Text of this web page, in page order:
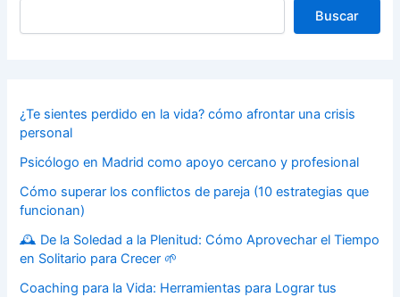
Buscar
¿Te sientes perdido en la vida? cómo afrontar una crisis
personal
Psicólogo en Madrid como apoyo cercano y profesional
Cómo superar los conflictos de pareja (10 estrategias que
funcionan)
🕰️ De la Soledad a la Plenitud: Cómo Aprovechar el Tiempo
en Solitario para Crecer 🌱
Coaching para la Vida: Herramientas para Lograr tus